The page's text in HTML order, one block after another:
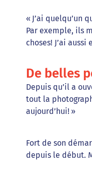
« J’ai quelqu’un
Par exemple, ils
choses! J’ai
De belles
Depuis qu’il a
tout la
aujourd’hui! »
Fort de son
depuis le début.